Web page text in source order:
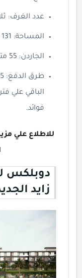
عدد الغرف:
المساحة: 131 متر مربع.
الجاردن: 55 متراً مربعاً.
فوائد.
للاطلاع علي
دوبلكس
زايد